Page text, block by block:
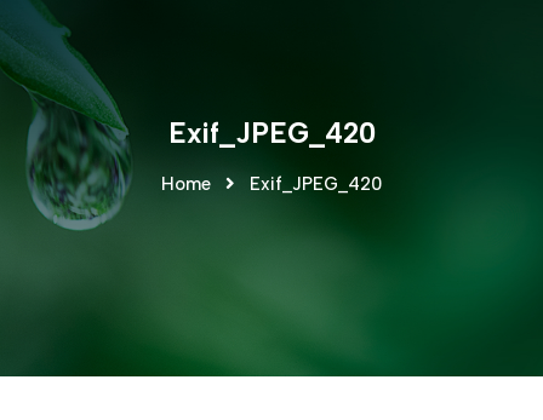
Exif_JPEG_420
Home Exif_JPEG_420